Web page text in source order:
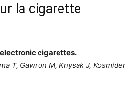
la cigarette
cigarettes.
T, Gawron M, Knysak J, Kosmider